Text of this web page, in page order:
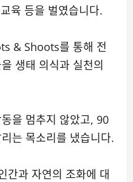
육 등을 벌였습니다.
& Shoots를 통해 전
생태 의식과 실천의
을 멈추지 않았고, 90
는 목소리를 냈습니다.
간과 자연의 조화에 대